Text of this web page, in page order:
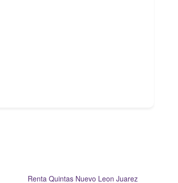
Renta Quintas Nuevo Leon Juarez